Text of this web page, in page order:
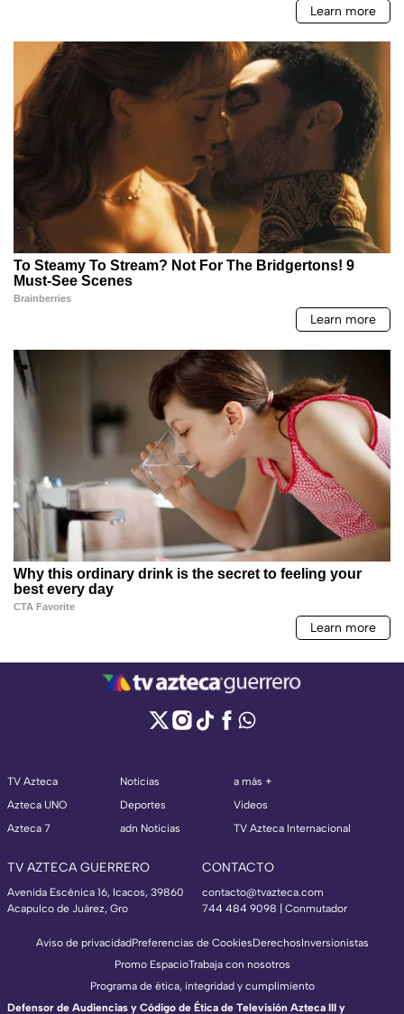
TV Azteca
Azteca UNO
Azteca 7
Noticias
Deportes
adn Noticias
a más +
Videos
TV Azteca Internacional
TV AZTECA GUERRERO
Avenida Escénica 16, Icacos, 39860
Acapulco de Juárez, Gro
CONTACTO
contacto@tvazteca.com
744 484 9098 | Conmutador
Aviso de privacidadPreferencias de CookiesDerechosInversionistas
Promo EspacioTrabaja con nosotros
Programa de ética, integridad y cumplimiento
Defensor de Audiencias y Código de Ética de Televisión Azteca III y